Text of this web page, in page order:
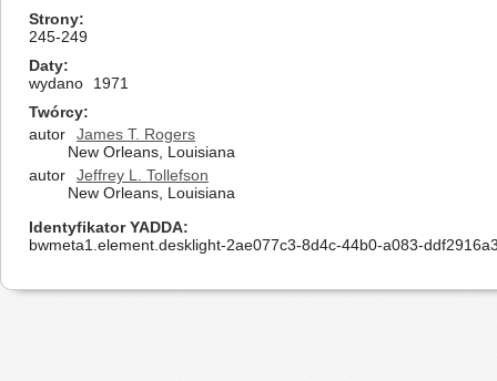
Strony
245-249
Daty
wydano
1971
Twórcy
autor
James T. Rogers
New Orleans, Louisiana
autor
Jeffrey L. Tollefson
New Orleans, Louisiana
Identyfikator YADDA
bwmeta1.element.desklight-2ae077c3-8d4c-44b0-a083-